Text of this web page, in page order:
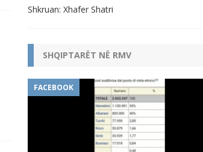
Shkruan: Xhafer Shatri
SHQIPTARËT NË RMV
FACEBOOK